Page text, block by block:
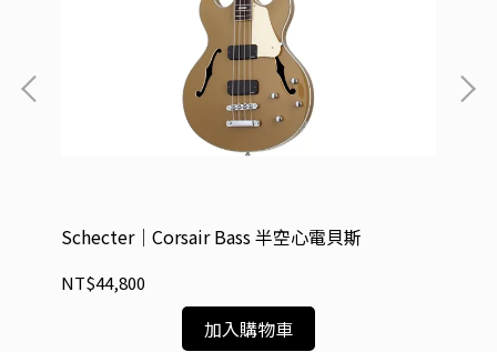
Schecter｜Corsair Bass 半空心電貝斯
NT$44,800
加入購物車